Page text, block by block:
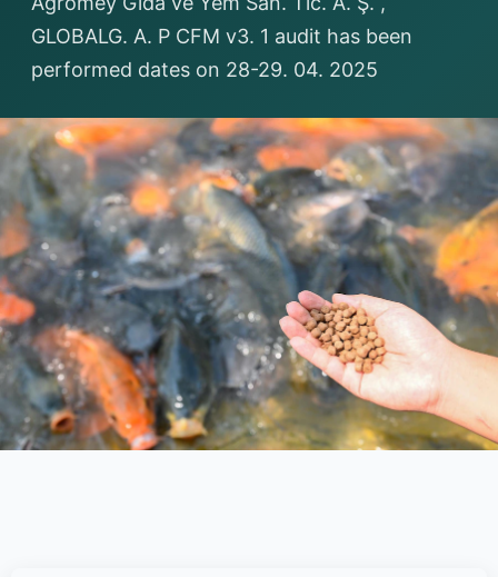
GLOBALG. A. P CFM v3. 1 audit has been
performed dates on 28-29. 04. 2025